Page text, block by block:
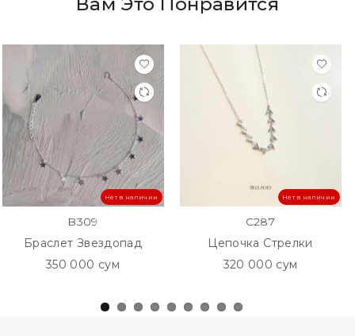
Нет в наличии
B309
Браслет Звездопад
350 000 сум
Нет в наличии
C287
Цепочка Стрелки
320 000 сум